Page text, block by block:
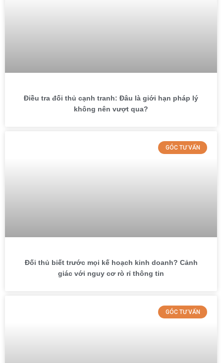
Điều tra đối thủ cạnh tranh: Đâu là giới hạn pháp lý
không nên vượt qua?
GÓC TƯ VẤN
Đối thủ biết trước mọi kế hoạch kinh doanh? Cảnh
giác với nguy cơ rò rỉ thông tin
GÓC TƯ VẤN